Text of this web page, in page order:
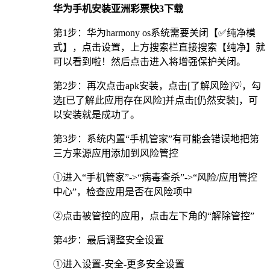
华为手机安装亚洲彩票快3下载
第1步：华为harmony os系统需要关闭【✅纯净模
式】，点击设置，上方搜索栏直接搜索【纯净】就
可以看到啦！然后点击进入将增强保护关闭。
第2步：再次点击apk安装，点击[了解风险]💡，勾
选[已了解此应用存在风险]并点击[仍然安装]，可
以安装就是成功了。
第3步：系统内置“手机管家”有可能会错误地把第
三方来源应用添加到风险管控
①进入“手机管家”->“病毒查杀”->“风险/应用管控
中心”，检查应用是否在风险项中
②点击被管控的应用，点击左下角的“解除管控”
第4步：最后调整安全设置
①进入设置-安全-更多安全设置